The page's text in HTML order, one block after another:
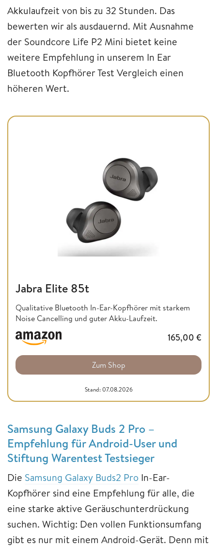
Akkulaufzeit von bis zu 32 Stunden. Das
bewerten wir als ausdauernd. Mit Ausnahme
der Soundcore Life P2 Mini bietet keine
weitere Empfehlung in unserem In Ear
Bluetooth Kopfhörer Test Vergleich einen
höheren Wert.
Jabra Elite 85t
Qualitative Bluetooth In-Ear-Kopfhörer mit starkem
Noise Cancelling und guter Akku-Laufzeit.
165,00 €
Zum Shop
Stand: 07.08.2026
Samsung Galaxy Buds 2 Pro –
Empfehlung für Android-User und
Stiftung Warentest Testsieger
Die Samsung Galaxy Buds2 Pro In-Ear-
Kopfhörer sind eine Empfehlung für alle, die
eine starke aktive Geräuschunterdrückung
suchen. Wichtig: Den vollen Funktionsumfang
gibt es nur mit einem Android-Gerät. Denn mit